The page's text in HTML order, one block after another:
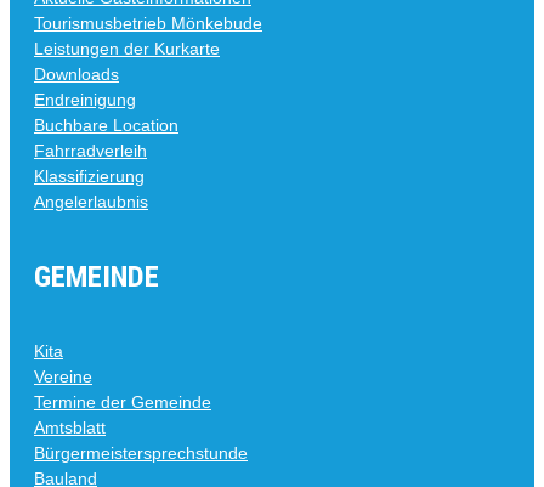
Tourismusbetrieb Mönkebude
Leistungen der Kurkarte
Downloads
Endreinigung
Buchbare Location
Fahrradverleih
Klassifizierung
Angelerlaubnis
GEMEINDE
Kita
Vereine
Termine der Gemeinde
Amtsblatt
Bürgermeistersprechstunde
Bauland